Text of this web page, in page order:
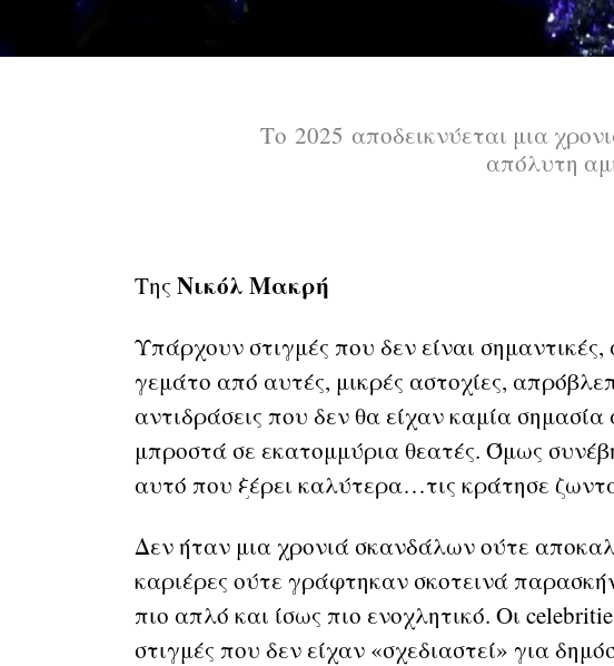
Το 2025 αποδεικνύεται μια
απόλυτη
Της Νικόλ Μακρή
Υπάρχουν στιγμές που δεν είναι
γεμάτο από αυτές, μικρές αστοχίες,
αντιδράσεις που δεν θα είχαν καμία σημασία
μπροστά σε εκατομμύρια θεατές. Όμως
αυτό που ξέρει καλύτερα…τις κράτησε
Δεν ήταν μια χρονιά σκανδάλων ούτε
καριέρες ούτε γράφτηκαν σκοτεινά
πιο απλό και ίσως πιο ενοχλητικό. Οι
στιγμές που δεν είχαν «σχεδιαστεί» για